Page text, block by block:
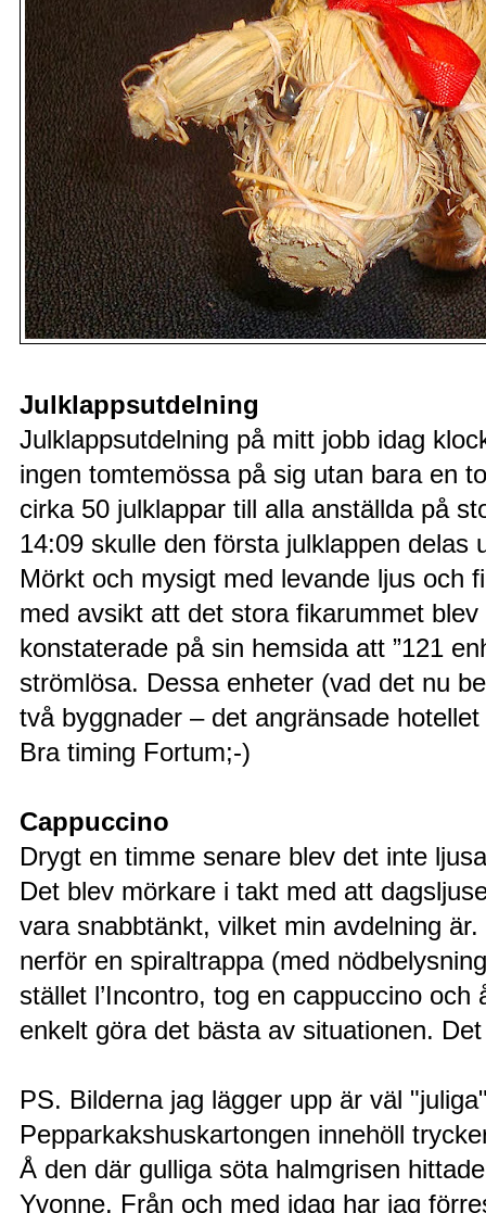
Julklappsutdelning
Julklappsutdelning på mitt jobb idag
ingen tomtemössa på sig utan bara en
cirka 50 julklappar till alla anställda på
14:09 skulle den första julklappen delas
Mörkt och mysigt med levande ljus och
med avsikt att det stora fikarummet
konstaterade på sin hemsida att ”121
strömlösa. Dessa enheter (vad det nu
två byggnader – det angränsade
Bra timing Fortum;-)
Cappuccino
Drygt en timme senare blev det inte
Det blev mörkare i takt med att
vara snabbtänkt, vilket min avdelning
nerför en spiraltrappa (med
stället l’Incontro, tog en cappuccino
enkelt göra det bästa av situationen.
PS. Bilderna jag lägger upp är väl
Pepparkakshuskartongen innehöll
Å den där gulliga söta halmgrisen
Yvonne. Från och med idag har jag